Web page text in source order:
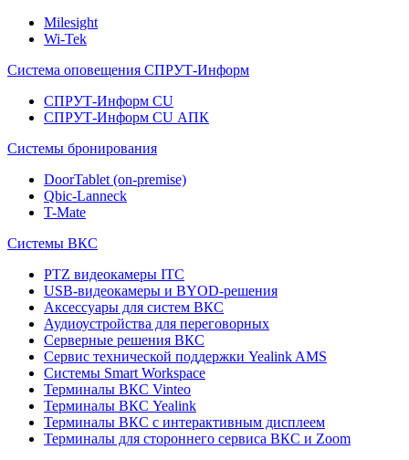
Milesight
Wi-Tek
Система оповещения СПРУТ-Информ
СПРУТ-Информ CU
СПРУТ-Информ CU АПК
Системы бронирования
DoorTablet (on-premise)
Qbic-Lanneck
T-Mate
Системы ВКС
PTZ видеокамеры ITC
USB-видеокамеры и BYOD-решения
Аксессуары для систем ВКС
Аудиоустройства для переговорных
Серверные решения ВКС
Сервис технической поддержки Yealink AMS
Системы Smart Workspace
Терминалы ВКС Vinteo
Терминалы ВКС Yealink
Терминалы ВКС с интерактивным дисплеем
Терминалы для стороннего сервиса ВКС и Zoom